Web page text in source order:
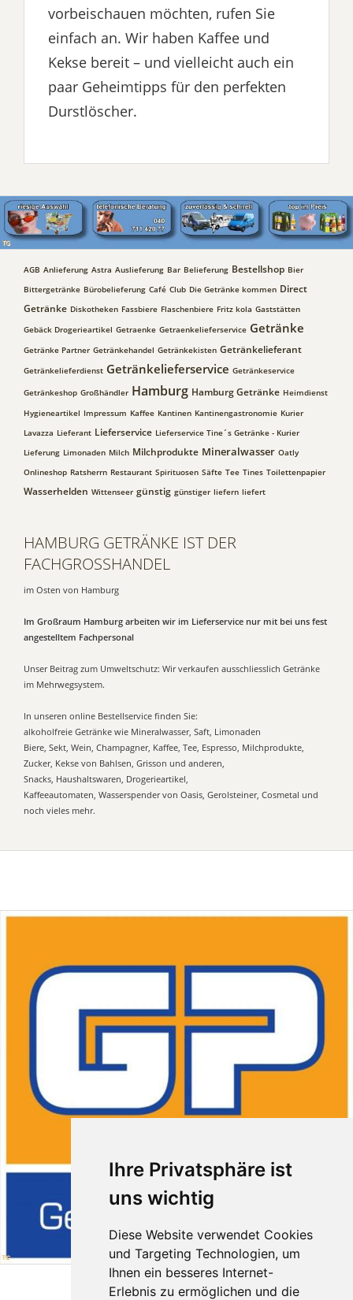
Ihre Privatsphäre ist
uns wichtig
Diese Website verwendet Cookies
und Targeting Technologien, um
Ihnen ein besseres Internet-
Erlebnis zu ermöglichen und die
vorbeischauen möchten, rufen Sie
einfach an. Wir haben Kaffee und
Kekse bereit – und vielleicht auch ein
paar Geheimtipps für den perfekten
Durstlöscher.
AGB Anlieferung Astra Auslieferung Bar Belieferung Bestellshop Bier
Bittergetränke Bürobelieferung Café Club Die Getränke kommen Direct
Getränke Diskotheken Fassbiere Flaschenbiere Fritz kola Gaststätten
Gebäck Drogerieartikel Getraenke Getraenkelieferservice Getränke
Getränke Partner Getränkehandel Getränkekisten Getränkelieferant
Getränkelieferdienst Getränkelieferservice Getränkeservice
Getränkeshop Großhändler Hamburg Hamburg Getränke Heimdienst
Hygieneartikel Impressum Kaffee Kantinen Kantinengastronomie Kurier
Lavazza Lieferant Lieferservice Lieferservice Tine´s Getränke - Kurier
Lieferung Limonaden Milch Milchprodukte Mineralwasser Oatly
Onlineshop Ratsherrn Restaurant Spirituosen Säfte Tee Tines Toilettenpapier
Wasserhelden Wittenseer günstig günstiger liefern liefert
HAMBURG GETRÄNKE IST DER
FACHGROSSHANDEL
im Osten von Hamburg
Im Großraum Hamburg arbeiten wir im Lieferservice nur mit bei uns fest
angestelltem Fachpersonal
Unser Beitrag zum Umweltschutz: Wir verkaufen ausschliesslich Getränke
im Mehrwegsystem.
In unseren online Bestellservice finden Sie:
alkoholfreie Getränke wie Mineralwasser, Saft, Limonaden
Biere, Sekt, Wein, Champagner, Kaffee, Tee, Espresso, Milchprodukte,
Zucker, Kekse von Bahlsen, Grisson und anderen,
Snacks, Haushaltswaren, Drogerieartikel,
Kaffeeautomaten, Wasserspender von Oasis, Gerolsteiner, Cosmetal und
noch vieles mehr.